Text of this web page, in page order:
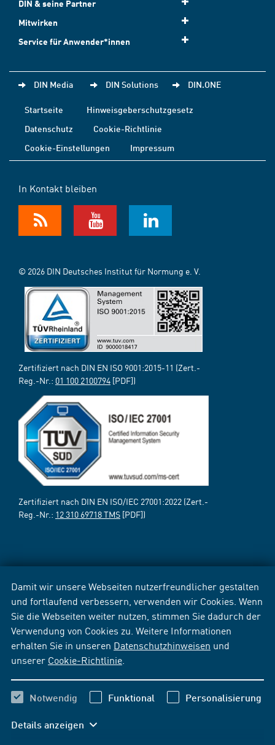
Damit wir unsere Webseiten nutzerfreundlicher gestalten
und fortlaufend verbessern, verwenden wir Cookies. Wenn
Sie die Webseiten weiter nutzen, stimmen Sie dadurch der
Verwendung von Cookies zu. Weitere Informationen
erhalten Sie in unseren Datenschutzhinweisen und
unserer Cookie-Richtlinie
Notwendig Funktional Personalisierung
Details anzeigen
DIN & seine Partner
Mitwirken
Service für Anwender*innen
DIN Media DIN Solutions DIN.ONE
Startseite
Hinweisgeberschutzgesetz
Datenschutz
Cookie-Richtlinie
Cookie-Einstellungen
Impressum
In Kontakt bleiben
© 2026 DIN Deutsches Institut für Normung e. V.
Zertifiziert nach DIN EN ISO 9001:2015-11 (Zert.-
Reg.-Nr.: 01 100 2100794 [PDF])
Zertifiziert nach DIN EN ISO/IEC 27001:2022 (Zert.-
Reg.-Nr.: 12 310 69718 TMS [PDF])